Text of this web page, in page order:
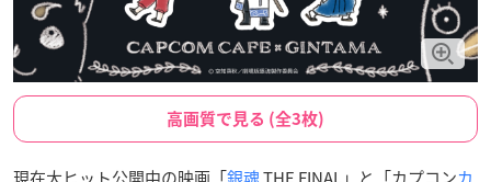
高画質で見る (全3枚)